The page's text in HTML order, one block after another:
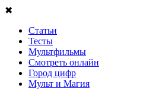
✖
Статьи
Тесты
Мультфильмы
Смотреть онлайн
Город цифр
Мульт и Магия